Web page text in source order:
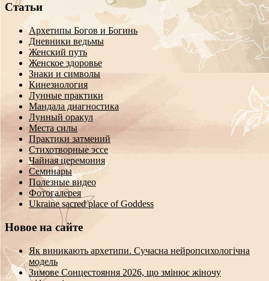
Статьи
Архетипы Богов и Богинь
Дневники ведьмы
Женский путь
Женское здоровье
Знаки и символы
Кинезиология
Лунные практики
Мандала диагностика
Лунный оракул
Места силы
Практики затмений
Стихотворные эссе
Чайная церемония
Семинары
Полезные видео
Фотогалерея
Ukraine sacred place of Goddess
Новое на сайте
Як виникають архетипи. Сучасна нейропсихологічна
модель
Зимове Сонцестояння 2026, що змінює жіночу